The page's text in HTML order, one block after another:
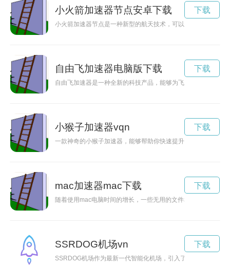
小火箭加速器节点安卓下载
小火箭加速器节点是一种新型的航天技术，可以提高火箭发射
下载
自由飞加速器电脑版下载
自由飞加速器是一种全新的科技产品，能够为飞行器提供强大
下载
小猴子加速器vqn
一款神奇的小猴子加速器，能够帮助你快速提升学习能力和技
下载
mac加速器mac下载
随着使用mac电脑时间的增长，一些无用的文件和过多的应用
下载
SSRDOG机场vn
SSRDOG机场作为最新一代智能化机场，引入了创新科技，为
下载